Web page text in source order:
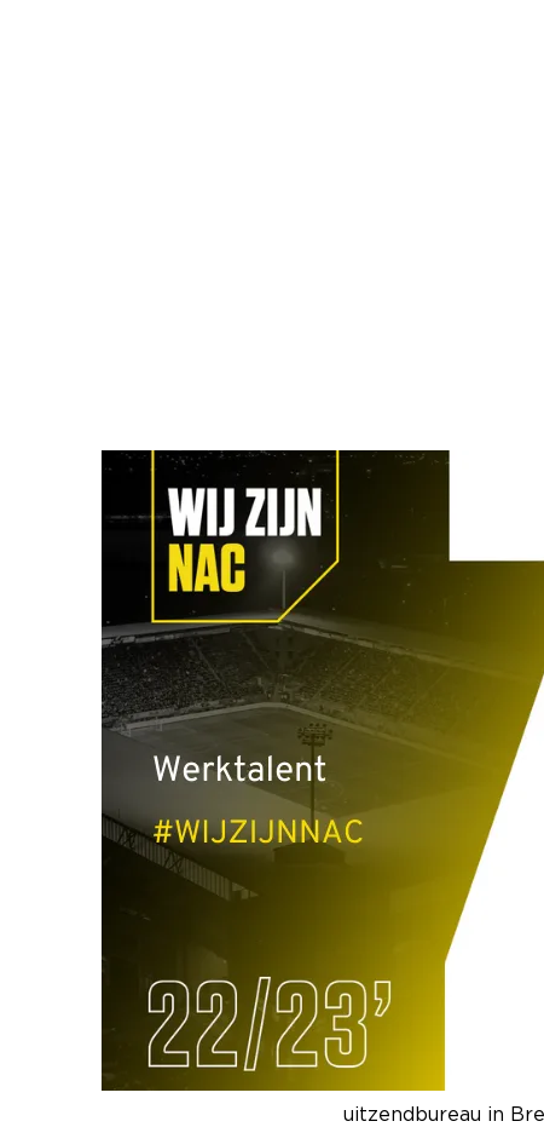
Werktalent
"Bij WerkTalent is
door te luisteren
goede match
meer dan 2000
kunnen helpen
WEBSITE
"Wij van
industrie, logistiek,
creatieve
avondopleiding te
uitzendbureau in